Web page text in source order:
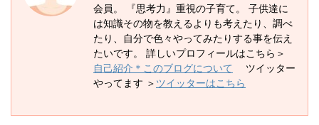
会員。 『思考力』重視の子育て。 子供達に
は知識その物を教えるよりも考えたり、調べ
たり、自分で色々やってみたりする事を伝え
たいです。 詳しいプロフィールはこちら＞
自己紹介＊このブログについて
ツイッター
やってます ＞ ツイッターはこちら